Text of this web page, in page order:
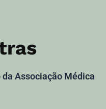
da Associação Médica